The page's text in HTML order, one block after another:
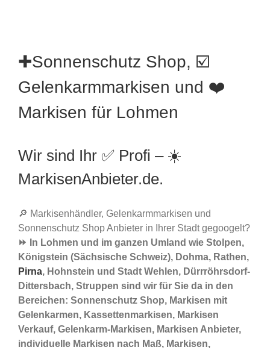
✚Sonnenschutz Shop, ☑️
Gelenkarmmarkisen und ❤️
Markisen für Lohmen
Wir sind Ihr ✅ Profi – ☀️
MarkisenAnbieter.de.
🔎 Markisenhändler, Gelenkarmmarkisen und
Sonnenschutz Shop Anbieter in Ihrer Stadt gegoogelt?
⏩ In Lohmen und im ganzen Umland wie Stolpen,
Königstein (Sächsische Schweiz), Dohma, Rathen,
Pirna, Hohnstein und Stadt Wehlen, Dürrröhrsdorf-
Dittersbach, Struppen sind wir für Sie da in den
Bereichen: Sonnenschutz Shop, Markisen mit
Gelenkarmen, Kassettenmarkisen, Markisen
Verkauf, Gelenkarm-Markisen, Markisen Anbieter,
individuelle Markisen nach Maß, Markisen,